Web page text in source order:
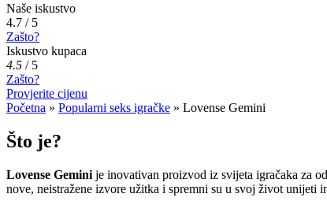
Naše iskustvo
4.7 / 5
Zašto?
Iskustvo kupaca
4.5 / 5
Zašto?
Provjerite cijenu
Početna » Popularni seks igračke » Lovense Gemini
Što je?
Lovense Gemini je inovativan proizvod iz svijeta igračaka za
nove, neistražene izvore užitka i spremni su u svoj život unijeti